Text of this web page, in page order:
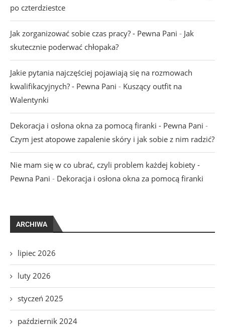
po czterdziestce
Jak zorganizować sobie czas pracy? - Pewna Pani - Jak
skutecznie poderwać chłopaka?
Jakie pytania najczęściej pojawiają się na rozmowach
kwalifikacyjnych? - Pewna Pani - Kuszący outfit na
Walentynki
Dekoracja i osłona okna za pomocą firanki - Pewna Pani -
Czym jest atopowe zapalenie skóry i jak sobie z nim radzić?
Nie mam się w co ubrać, czyli problem każdej kobiety -
Pewna Pani - Dekoracja i osłona okna za pomocą firanki
ARCHIWA
lipiec 2026
luty 2026
styczeń 2025
październik 2024